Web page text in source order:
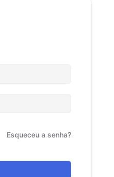
Esqueceu a senha?